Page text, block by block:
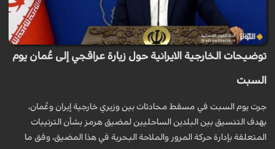
توضيحات الخارجية الايرانية حول زيارة عراقجي إلى عُمان يوم
السبت
جرت يوم السبت في مسقط محادثات بين وزيري خارجية إيران وعُمان،
بهدف التنسيق بين البلدين الساحليين لمضيق هرمز بشأن الترتيبات
المتعلقة بإدارة حركة المرور والملاحة البحرية في هذا المضيق، وفق ما